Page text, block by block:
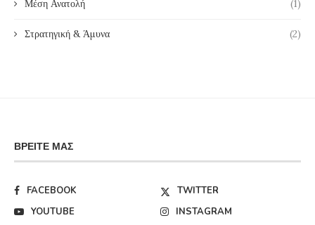
Μέση Ανατολή (1)
Στρατηγική & Άμυνα (2)
ΒΡΕΊΤΕ ΜΑΣ
FACEBOOK
TWITTER
YOUTUBE
INSTAGRAM